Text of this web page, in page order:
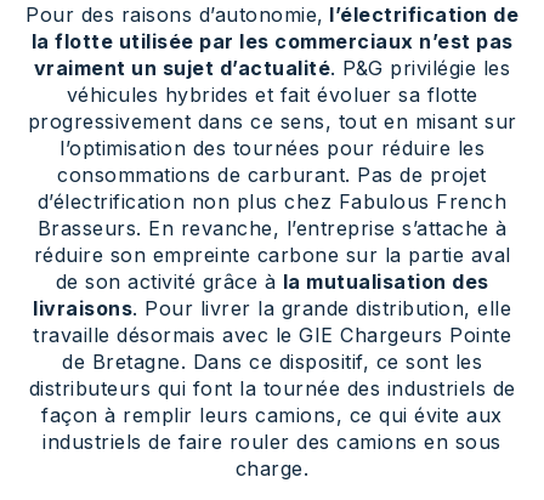
Pour des raisons d’autonomie, l’électrification de
la flotte utilisée par les commerciaux n’est pas
vraiment un sujet d’actualité. P&G privilégie les
véhicules hybrides et fait évoluer sa flotte
progressivement dans ce sens, tout en misant sur
l’optimisation des tournées pour réduire les
consommations de carburant. Pas de projet
d’électrification non plus chez Fabulous French
Brasseurs. En revanche, l’entreprise s’attache à
réduire son empreinte carbone sur la partie aval
de son activité grâce à la mutualisation des
livraisons. Pour livrer la grande distribution, elle
travaille désormais avec le GIE Chargeurs Pointe
de Bretagne. Dans ce dispositif, ce sont les
distributeurs qui font la tournée des industriels de
façon à remplir leurs camions, ce qui évite aux
industriels de faire rouler des camions en sous
charge.